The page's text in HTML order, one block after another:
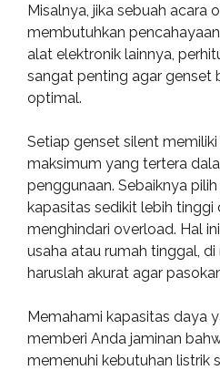
Misalnya, jika sebuah acara
membutuhkan
alat elektronik lainnya,
sangat penting agar genset
optimal.
Setiap genset silent
maksimum yang tertera
penggunaan. Sebaiknya
kapasitas sedikit lebih
menghindari overload. Hal
usaha atau rumah tinggal,
haruslah akurat agar
Memahami kapasitas daya
memberi Anda jaminan
memenuhi kebutuhan listrik